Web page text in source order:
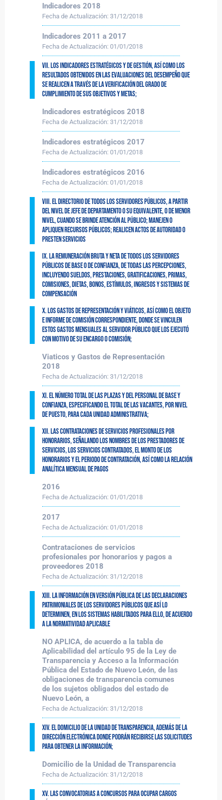
Indicadores 2018
Fecha de Actualización: 31/12/2018
Indicadores 2011 a 2017
Fecha de Actualización: 01/01/2018
VII. Los indicadores estratégicos y de gestión, así como los
resultados obtenidos en las evaluaciones del desempeño que
se realicen a través de la verificación del grado de
cumplimiento de sus objetivos y metas;
Indicadores estratégicos 2018
Fecha de Actualización: 31/12/2018
Indicadores estratégicos 2017
Fecha de Actualización: 01/01/2018
Indicadores estratégicos 2016
Fecha de Actualización: 01/01/2018
VIII. El directorio de todos los Servidores Públicos, a partir
del nivel de jefe de departamento o su equivalente, o de menor
nivel, cuando se brinde atención al público; manejen o
apliquen recursos públicos; realicen actos de autoridad o
presten servicios
IX. La remuneración bruta y neta de todos los Servidores
Públicos de base o de confianza, de todas las percepciones,
incluyendo sueldos, prestaciones, gratificaciones, primas,
comisiones, dietas, bonos, estímulos, ingresos y sistemas de
compensación
X. Los gastos de representación y viáticos, así como el objeto
e informe de comisión correspondiente, donde se vinculen
estos gastos mensuales al servidor público que los ejecutó
con motivo de su encargo o comisión;
Viaticos y Gastos de Representación
2018
Fecha de Actualización: 31/12/2018
XI. El número total de las plazas y del personal de base y
confianza, especificando el total de las vacantes, por nivel
de puesto, para cada unidad administrativa;
XII. Las contrataciones de servicios profesionales por
honorarios, señalando los nombres de los prestadores de
servicios, los servicios contratados, el monto de los
honorarios y el periodo de contratación, así como la relación
analítica mensual de pagos
2016
Fecha de Actualización: 01/01/2018
2017
Fecha de Actualización: 01/01/2018
Contrataciones de servicios
profesionales por honorarios y pagos a
proveedores 2018
Fecha de Actualización: 31/12/2018
XIII. La información en versión pública de las declaraciones
patrimoniales de los Servidores Públicos que así lo
determinen, en los sistemas habilitados para ello, de acuerdo
a la normatividad aplicable
NO APLICA, de acuerdo a la tabla de
Aplicabilidad del artículo 95 de la Ley de
Transparencia y Acceso a la Información
Pública del Estado de Nuevo León, de las
obligaciones de transparencia comunes
de los sujetos obligados del estado de
Nuevo León, a
Fecha de Actualización: 31/12/2018
XIV. El domicilio de la Unidad de Transparencia, además de la
dirección electrónica donde podrán recibirse las solicitudes
para obtener la información;
Domicilio de la Unidad de Transparencia
Fecha de Actualización: 31/12/2018
XV. Las convocatorias a concursos para ocupar cargos